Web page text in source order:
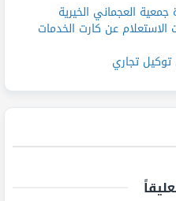
العجماني الخيرية
عن كارت الخدمات
تجاري